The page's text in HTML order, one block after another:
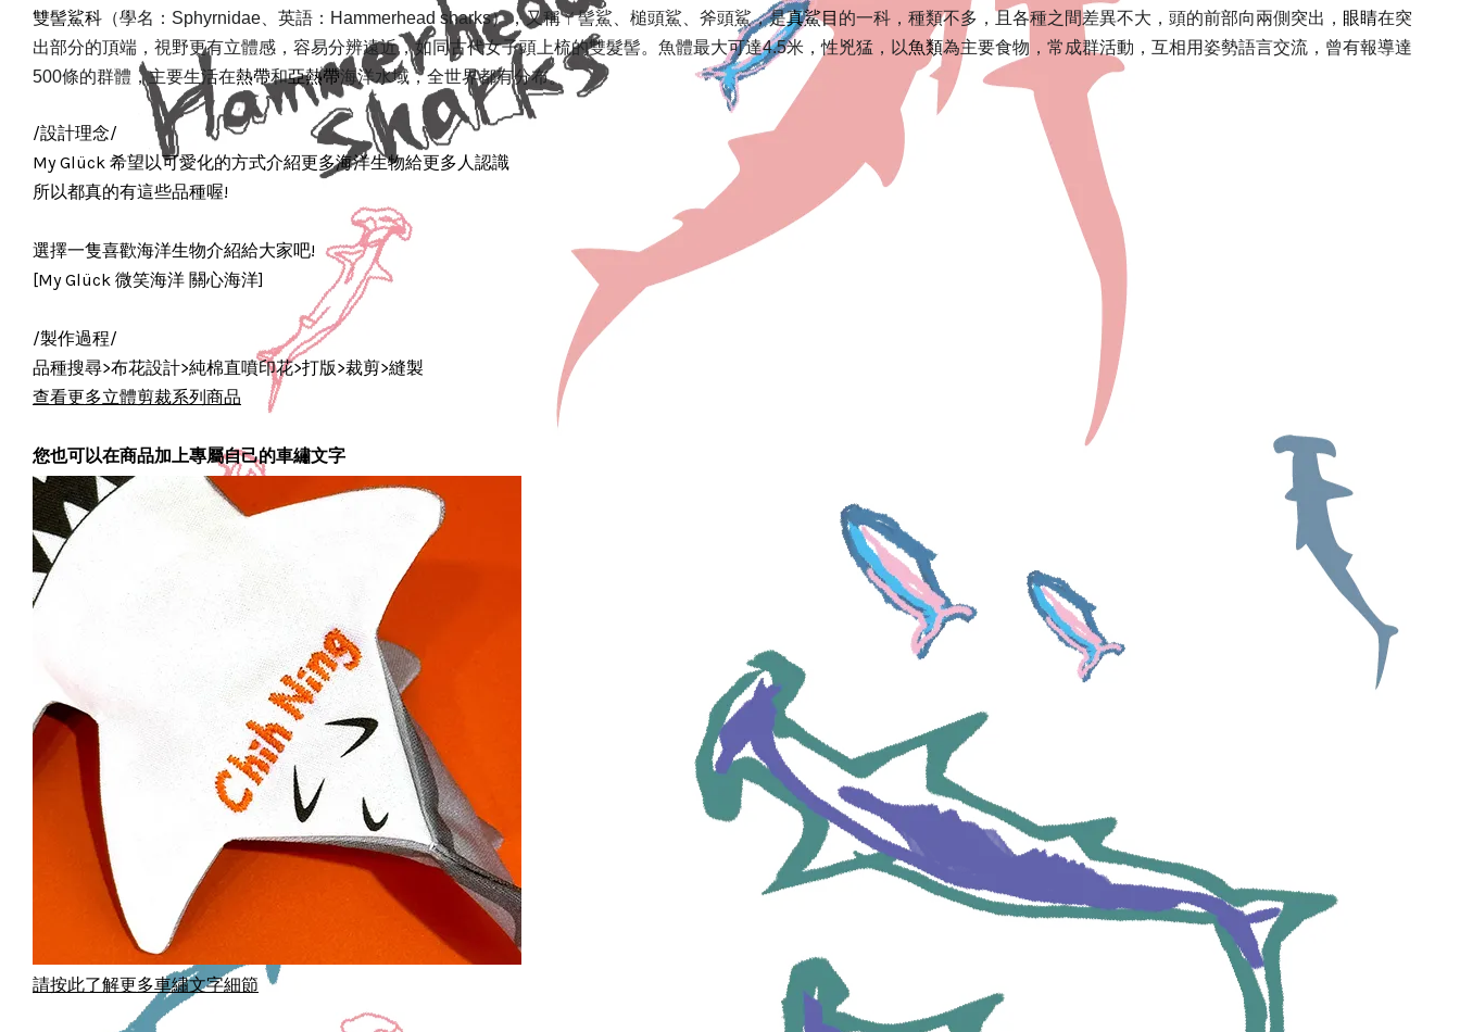
雙髻鯊科 （學名： Sphyrnidae 、英語： Hammerhead sharks），又稱ㄚ髻鯊 、槌頭鯊、斧頭鯊，是真鯊目 的一科，種類不多，且各種之間差異不大，頭的前部向兩側突出， 眼睛在突
出部分的頂端，視野更有立體感，容易分辨遠近，如同古代女子頭上梳的雙髮髻。魚體最大可達4.5米，性兇猛，以魚類為主要食物，常成群活動，互相用姿勢語言交流，曾有報導達
500條的群體，主要生活在熱帶和亞熱帶海洋水域，全世界都有分布。
/設計理念/
My Glück 希望以可愛化的方式介紹更多海洋生物給更多人認識
所以都真的有這些品種喔!
選擇一隻喜歡海洋生物介紹給大家吧!
[My Glück 微笑海洋 關心海洋]
/製作過程/
品種搜尋>布花設計>純棉直噴印花>打版>裁剪>縫製
查看更多立體剪裁系列商品
您也可以在商品加上專屬自己的車繡文字
請按此了解更多車繡文字細節